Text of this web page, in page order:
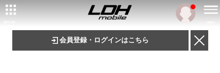
会員登録・ログインはこちら